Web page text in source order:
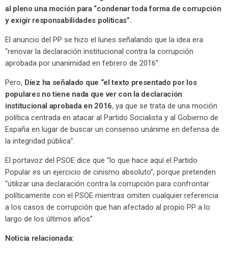
al pleno una moción para “condenar toda forma de corrupción
y exigir responsabilidades políticas”.
El anuncio del PP se hizo el lunes señalando que la idea era
“renovar la declaración institucional contra la corrupción
aprobada por unanimidad en febrero de 2016”.
Pero, Díez ha señalado que “el texto presentado por los
populares no tiene nada que ver con la declaración
institucional aprobada en 2016, ya que se trata de una moción
política centrada en atacar al Partido Socialista y al Gobierno de
España en lugar de buscar un consenso unánime en defensa de
la integridad pública”.
El portavoz del PSOE dice que “lo que hace aquí el Partido
Popular es un ejercicio de cinismo absoluto”, porque pretenden
“utilizar una declaración contra la corrupción para confrontar
políticamente con el PSOE mientras omiten cualquier referencia
a los casos de corrupción que han afectado al propio PP a lo
largo de los últimos años”.
Noticia relacionada: